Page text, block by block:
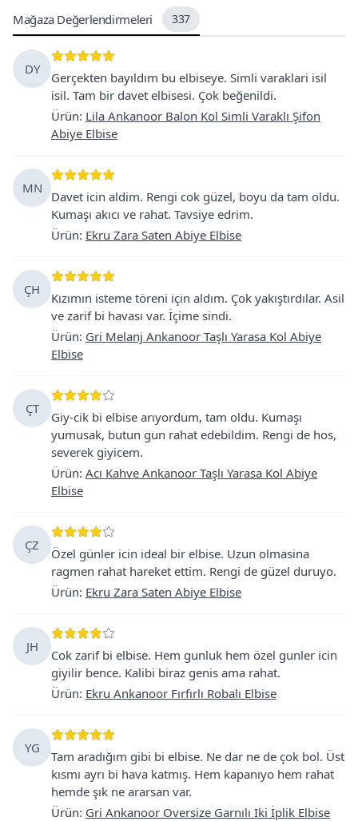
Mağaza Değerlendirmeleri 337
DY
Gerçekten bayıldım bu elbiseye. Simli varaklari isil
isil. Tam bir davet elbisesi. Çok beğenildi.
Ürün: Lila Ankanoor Balon Kol Simli Varaklı Şifon
Abiye Elbise
MN
Davet icin aldim. Rengi cok güzel, boyu da tam oldu.
Kumaşı akıcı ve rahat. Tavsiye edrim.
Ürün: Ekru Zara Saten Abiye Elbise
ÇH
Kızımın isteme töreni için aldım. Çok yakıştırdılar. Asil
ve zarif bi havası var. İçime sindi.
Ürün: Gri Melanj Ankanoor Taşlı Yarasa Kol Abiye
Elbise
ÇT
Giy-cik bi elbise arıyordum, tam oldu. Kumaşı
yumusak, butun gun rahat edebildim. Rengi de hos,
severek giyicem.
Ürün: Acı Kahve Ankanoor Taşlı Yarasa Kol Abiye
Elbise
ÇZ
Özel günler icin ideal bir elbise. Uzun olmasina
ragmen rahat hareket ettim. Rengi de güzel duruyo.
Ürün: Ekru Zara Saten Abiye Elbise
JH
Cok zarif bi elbise. Hem gunluk hem özel gunler icin
giyilir bence. Kalibi biraz genis ama rahat.
Ürün: Ekru Ankanoor Fırfırlı Robalı Elbise
YG
Tam aradığım gibi bi elbise. Ne dar ne de çok bol. Üst
kısmı ayrı bi hava katmış. Hem kapanıyo hem rahat
hemde şık ne ararsan var.
Ürün: Gri Ankanoor Oversize Garnılı Iki İplik Elbise